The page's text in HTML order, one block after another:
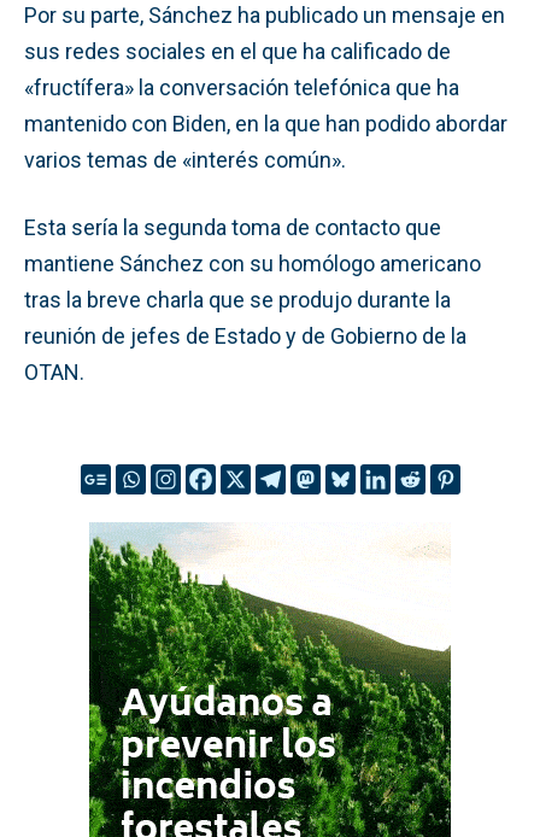
Por su parte, Sánchez ha publicado un mensaje en
sus redes sociales en el que ha calificado de
«fructífera» la conversación telefónica que ha
mantenido con Biden, en la que han podido abordar
varios temas de «interés común».
Esta sería la segunda toma de contacto que
mantiene Sánchez con su homólogo americano
tras la breve charla que se produjo durante la
reunión de jefes de Estado y de Gobierno de la
OTAN.